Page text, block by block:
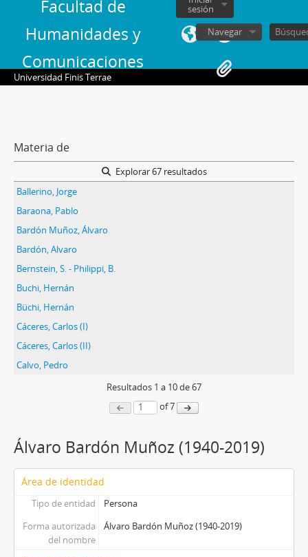
Facultad de
Humanidades y
Comunicaciones
sesión
Navegar
Universidad Finis Terrae
Materia de
Explorar 67 resultados
Ballerino, Jorge
Baraona, Pablo
Bardón Muñoz, Álvaro
Bardón, Alvaro
Bernstein, S. - Philippi, B.
Buchi, Hernán
Büchi, Hernán
Cáceres, Carlos (I)
Cáceres, Carlos (II)
Calvo, Pedro
Resultados 1 a 10de 67
of 7
Álvaro Bardón Muñoz (1940-2019)
Área de identidad
Tipo de entidad
Persona
Forma autorizada
del nombre
Álvaro Bardón Muñoz (1940-2019)